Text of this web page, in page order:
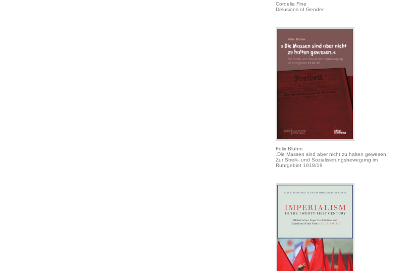
Cordelia Fine
Delusions of Gender
Felix Bluhm
„Die Massen sind aber nicht zu halten gewesen.“
Zur Streik- und Sozialisierungsbewegung im
Ruhrgebiet 1918/19